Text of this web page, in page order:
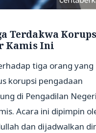
Terdakwa
Kamis Ini
tiga orang yang
korupsi pengadaan
di Pengadilan
Acara ini dipimpin
dan dijadwalkan